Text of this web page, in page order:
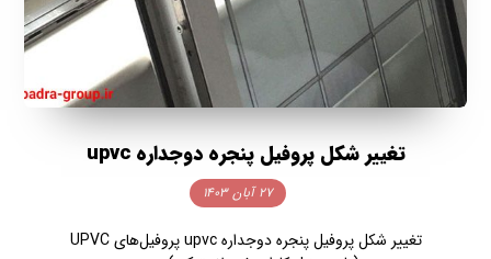
تغییر شکل پروفیل پنجره دوجداره upvc
۲۷ آبان ۱۴۰۳
تغییر شکل پروفیل پنجره دوجداره upvc پروفیل‌های UPVC